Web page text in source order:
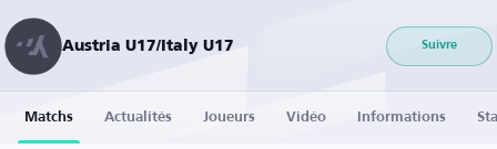
Austria U17/Italy U17 Suivre
Matchs Actualités Joueurs Vidéo Informations